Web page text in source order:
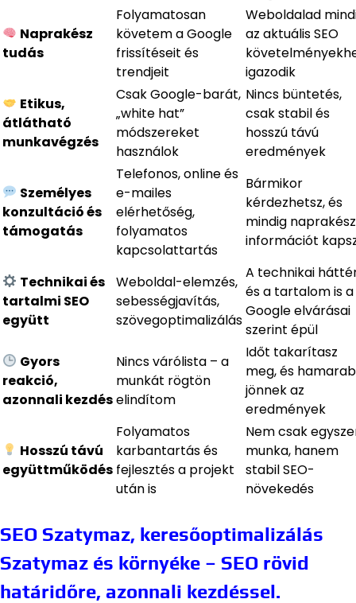
Naprakész
tudás
Folyamatosan
követem a Google
frissítéseit és
trendjeit
Weboldalad
az aktuális SEO
igazodik
Etikus,
átlátható
munkavégzés
Csak Google-barát,
„white hat”
módszereket
használok
Nincs büntetés,
csak stabil és
hosszú távú
eredmények
Személyes
konzultáció és
támogatás
Telefonos, online és
e-mailes
elérhetőség,
folyamatos
kapcsolattartás
Bármikor
kérdezhetsz, és
mindig naprakész
információt
Technikai és
tartalmi SEO
együtt
Weboldal-elemzés,
sebességjavítás,
szövegoptimalizálás
A technikai
és a tartalom is a
Google elvárásai
szerint épül
Gyors
reakció,
azonnali kezdés
Nincs várólista – a
munkát rögtön
elindítom
Időt takarítasz
meg, és
jönnek az
eredmények
Hosszú távú
együttműködés
Folyamatos
karbantartás és
fejlesztés a projekt
után is
Nem csak
munka, hanem
stabil SEO-
növekedés
SEO Szatymaz, keresőoptimalizálás
Szatymaz és környéke – SEO rövid
határidőre, azonnali kezdéssel.